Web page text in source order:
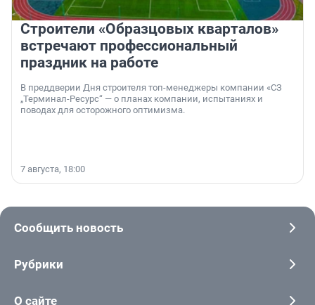
Строители «Образцовых кварталов»
встречают профессиональный
праздник на работе
В преддверии Дня строителя топ-менеджеры компании «СЗ
„Терминал-Ресурс“ — о планах компании, испытаниях и
поводах для осторожного оптимизма.
7 августа, 18:00
Сообщить новость
Рубрики
О сайте